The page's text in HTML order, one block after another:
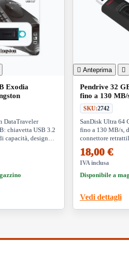
Exodia
DataTraveler
chiavetta USB 3.2
capacità, design
per
 Anteprima 
Pendrive 32
fino a 130 MB/
SKU:2742
SanDisk Ultra 64
fino a 130 MB/s,
connettore
sicura con
18,00 €
IVA inclusa
Disponibile a
Vedi dettagli